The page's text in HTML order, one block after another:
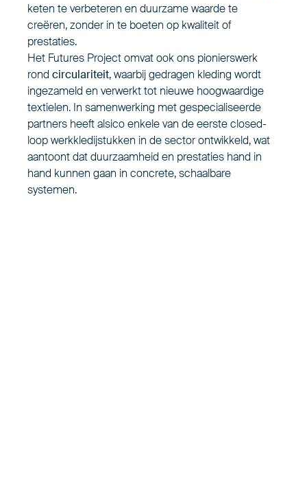
keten te verbeteren en duurzame waarde te
creëren, zonder in te boeten op kwaliteit of
prestaties.
Het Futures Project omvat ook ons pionierswerk
rond circulariteit, waarbij gedragen kleding wordt
ingezameld en verwerkt tot nieuwe hoogwaardige
textielen. In samenwerking met gespecialiseerde
partners heeft alsico enkele van de eerste closed-
loop werkkledijstukken in de sector ontwikkeld, wat
aantoont dat duurzaamheid en prestaties hand in
hand kunnen gaan in concrete, schaalbare
systemen.